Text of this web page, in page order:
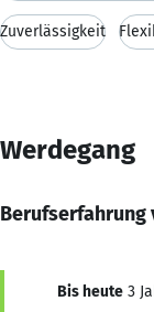
Zuverlässigkeit
Werdegang
Berufserfahrung
Bis heute 3